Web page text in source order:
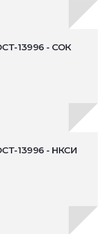
13996 - СОК
13996 - НКСИ